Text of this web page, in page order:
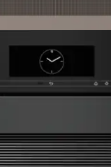
vartojimo